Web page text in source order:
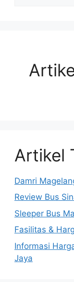
Artikel
Damri
Review Bus
Sleeper Bus
Fasilitas &
Informasi
Jaya